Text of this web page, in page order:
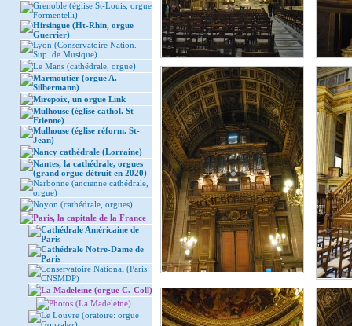
Grenoble (église St-Louis, orgue
Formentelli)
Hirsingue (Ht-Rhin, orgue
Guerrier)
Lyon (Conservatoire Nation.
Sup. de Musique)
Le Mans (cathédrale, orgue)
Marmoutier (orgue A.
Silbermann)
Mirepoix, un orgue Link
Mulhouse (église cathol. St-
Etienne)
Mulhouse (église réform. St-
Jean)
Nancy cathédrale (Lorraine)
Nantes, la cathédrale, orgues
(grand orgue détruit en 2020)
Narbonne (ancienne cathédrale,
orgue)
Noyon (cathédrale, orgues)
Paris, la capitale de la France
Cathédrale Américaine de
Paris
Cathédrale Notre-Dame de
Paris
Conservatoire National (Paris:
CNSMDP)
La Madeleine (orgue C.-Coll)
Photos (La Madeleine)
Le Louvre (oratoire: orgue